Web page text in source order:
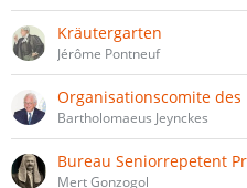
Kräutergarten
Jérôme Pontneuf
Organisationscomite
Bartholomaeus Jeynckes
Bureau Seniorrepetent
Mert Gonzogol